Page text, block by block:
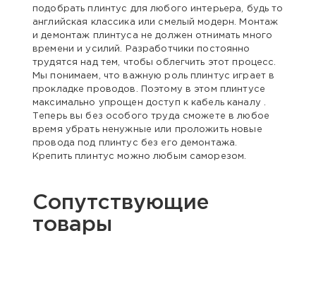
подобрать плинтус для любого интерьера, будь то
английская классика или смелый модерн. Монтаж
и демонтаж плинтуса не должен отнимать много
времени и усилий. Разработчики постоянно
трудятся над тем, чтобы облегчить этот процесс.
Мы понимаем, что важную роль плинтус играет в
прокладке проводов. Поэтому в этом плинтусе
максимально упрощен доступ к кабель каналу .
Теперь вы без особого труда сможете в любое
время убрать ненужные или проложить новые
провода под плинтус без его демонтажа.
Крепить плинтус можно любым саморезом.
Сопутствующие
товары